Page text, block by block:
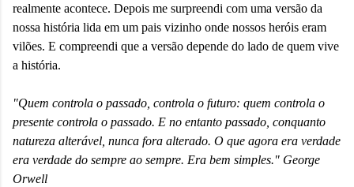
realmente acontece. Depois me surpreendi com uma versão da
nossa história lida em um pais vizinho onde nossos heróis eram
vilões. E compreendi que a versão depende do lado de quem vive
a história.
"Quem controla o passado, controla o futuro: quem controla o
presente controla o passado. E no entanto passado, conquanto
natureza alterável, nunca fora alterado. O que agora era verdade
era verdade do sempre ao sempre. Era bem simples." George
Orwell